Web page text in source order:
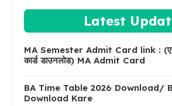
Latest
MA Semester Admit Card link :
कार्ड डाउनलोड) MA Admit Card
BA Time Table 2026 Download/
Download Kare